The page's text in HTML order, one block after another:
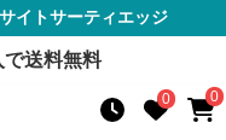
イトサーティエッジ
送料無料
0 0